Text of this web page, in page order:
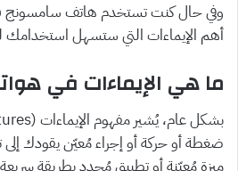
وفي حال كنت تستخدم هاتف سامسونج
أهم الإيماءات التي ستسهل استخدامك
ما هي الإيماءات في
ضغطة أو حركة أو إجراء مُعيّن يقودك
ميزة مُعيّنة أو تطبيق مُحدد بطريقة